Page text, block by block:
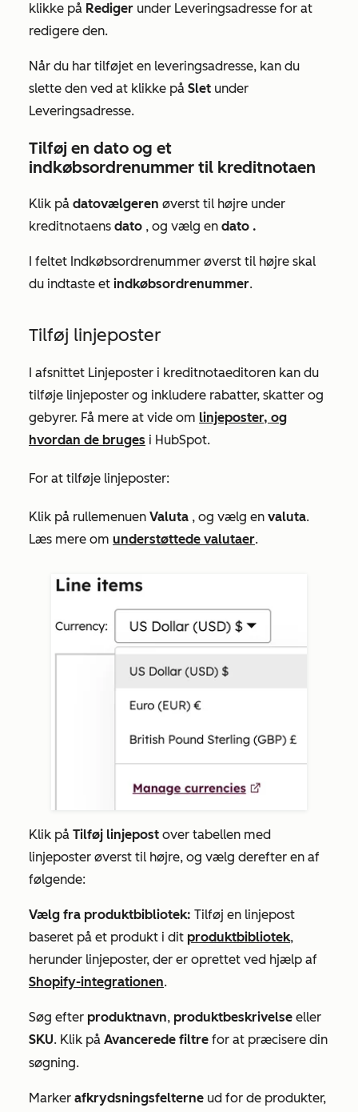
klikke på Rediger under Leveringsadresse for at
redigere den.
Når du har tilføjet en leveringsadresse, kan du
slette den ved at klikke på Slet under
Leveringsadresse.
Tilføj en dato og et
indkøbsordrenummer til kreditnotaen
Klik på datovælgeren øverst til højre under
kreditnotaens dato , og vælg en dato .
I feltet Indkøbsordrenummer øverst til højre skal
du indtaste et indkøbsordrenummer.
Tilføj linjeposter
I afsnittet Linjeposter i kreditnotaeditoren kan du
tilføje linjeposter og inkludere rabatter, skatter og
gebyrer. Få mere at vide om linjeposter, og
hvordan de bruges i HubSpot.
For at tilføje linjeposter:
Klik på rullemenuen Valuta , og vælg en valuta.
Læs mere om understøttede valutaer.
Klik på Tilføj linjepost over tabellen med
linjeposter øverst til højre, og vælg derefter en af
følgende:
Vælg fra produktbibliotek: Tilføj en linjepost
baseret på et produkt i dit produktbibliotek,
herunder linjeposter, der er oprettet ved hjælp af
Shopify-integrationen.
Søg efter produktnavn, produktbeskrivelse eller
SKU. Klik på Avancerede filtre for at præcisere din
søgning.
Marker afkrydsningsfelterne ud for de produkter,